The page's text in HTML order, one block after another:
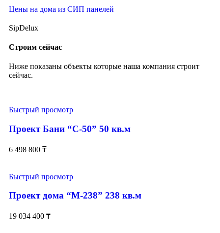
Цены на дома из СИП панелей
SipDelux
Строим сейчас
Ниже показаны объекты которые наша компания строит
сейчас.
Быстрый просмотр
Проект Бани “С-50” 50 кв.м
6 498 800 ₸
Быстрый просмотр
Проект дома “М-238” 238 кв.м
19 034 400 ₸